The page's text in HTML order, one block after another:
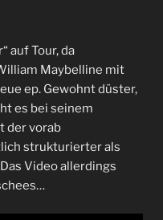
auf Tour, da
Maybelline mit
ep. Gewohnt düster,
es bei seinem
der vorab
strukturierter als
Video allerdings